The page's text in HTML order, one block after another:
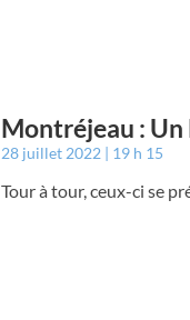
Montréjeau : Un
28 juillet 2022 19 h 15
Tour à tour, ceux-ci se